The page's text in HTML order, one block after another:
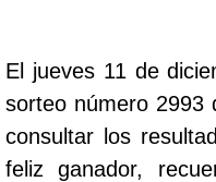
Cafeterito
Caribeña Día
El jueves 11 de
sorteo número 2993
consultar los
feliz ganador,